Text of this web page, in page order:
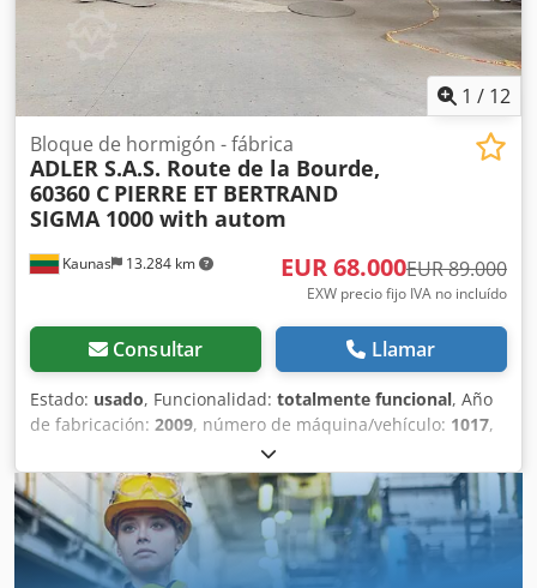
1 / 12
Kaunas 13.284 km
Bloque de hormigón - fábrica
ADLER S.A.S. Route de la Bourde,
60360 C PIERRE ET BERTRAND
SIGMA 1000 with autom
EUR 68.000EUR 89.000
EXW precio fijo IVA no incluído
Consultar Llamar
Estado: usado, Funcionalidad: totalmente funcional, Año
de fabricación: 2009, número de máquina/vehículo: 1017,
Línea de producción usada para bloques de hormigón (y
arcilla expandida). La línea se utilizaba para producir
bloques de hormigón utilizando arcilla expandida. Desde
2023-08, la línea ya no está en funcionamiento, se ha
conservado. Línea de bloques en orden: - 2 pcs. silos
pequeños (con vibro, con aletas neumáticas). -